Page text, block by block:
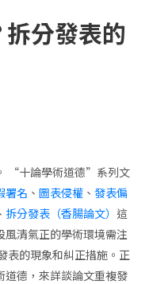
分發表的
“十論學術道德”系列文
署名 、 圖表侵權、 發表偏
拆分發表（香腸論文） 這
清氣正的學術環境需注
表的現象和糾正措施。正
道德，來詳談論文重複發